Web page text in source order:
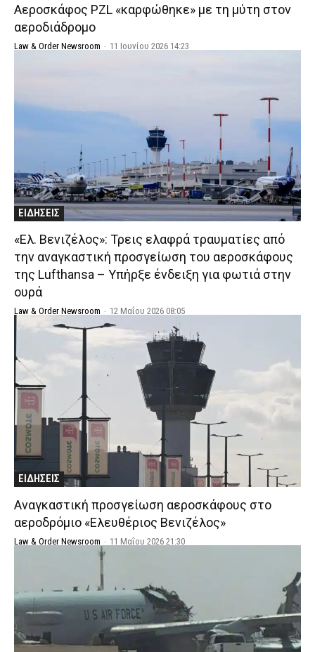
Αεροσκάφος PZL «καρφώθηκε» με τη μύτη στον
αεροδιάδρομο
Law & Order Newsroom - 11 Ιουνίου 2026 14:23
ΕΙΔΗΣΕΙΣ
«Ελ. Βενιζέλος»: Τρεις ελαφρά τραυματίες από
την αναγκαστική προσγείωση του αεροσκάφους
της Lufthansa – Υπήρξε ένδειξη για φωτιά στην
ουρά
Law & Order Newsroom - 12 Μαΐου 2026 08:05
ΕΙΔΗΣΕΙΣ
Αναγκαστική προσγείωση αεροσκάφους στο
αεροδρόμιο «Ελευθέριος Βενιζέλος»
Law & Order Newsroom - 11 Μαΐου 2026 21:30